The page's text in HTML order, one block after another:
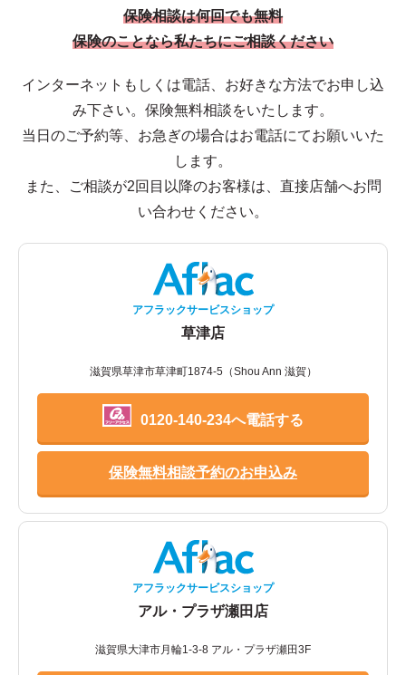
保険相談は何回でも無料
保険のことなら私たちにご相談ください
インターネットもしくは電話、お好きな方法でお申し込
み下さい。保険無料相談をいたします。
当日のご予約等、お急ぎの場合はお電話にてお願いいた
します。
また、ご相談が2回目以降のお客様は、直接店舗へお問
い合わせください。
アフラックサービスショップ
草津店
滋賀県草津市草津町1874-5（Shou Ann 滋賀）
0120-140-234へ電話する
保険無料相談予約のお申込み
アフラックサービスショップ
アル・プラザ瀬田店
滋賀県大津市月輪1-3-8 アル・プラザ瀬田3F